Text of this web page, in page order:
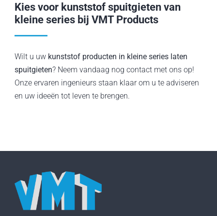
Kies voor kunststof spuitgieten van
kleine series bij VMT Products
Wilt u uw kunststof producten in kleine series laten
spuitgieten? Neem vandaag nog contact met ons op!
Onze ervaren ingenieurs staan klaar om u te adviseren
en uw ideeën tot leven te brengen.